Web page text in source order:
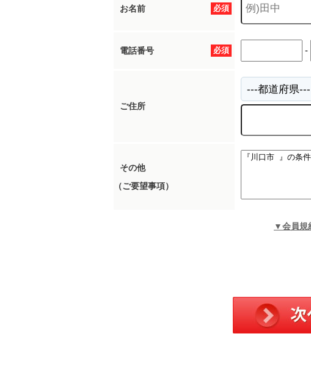
必須
お名前
必須
電話番号 -
ご住所
その他
（ご要望事項）
▼会員規